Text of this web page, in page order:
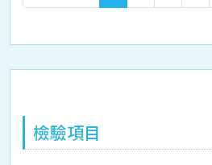
檢驗項目